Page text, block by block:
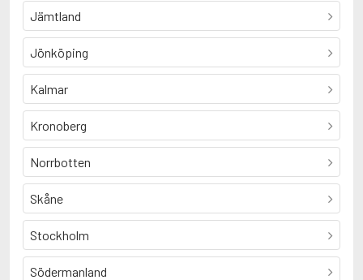
Jämtland
Jönköping
Kalmar
Kronoberg
Norrbotten
Skåne
Stockholm
Södermanland